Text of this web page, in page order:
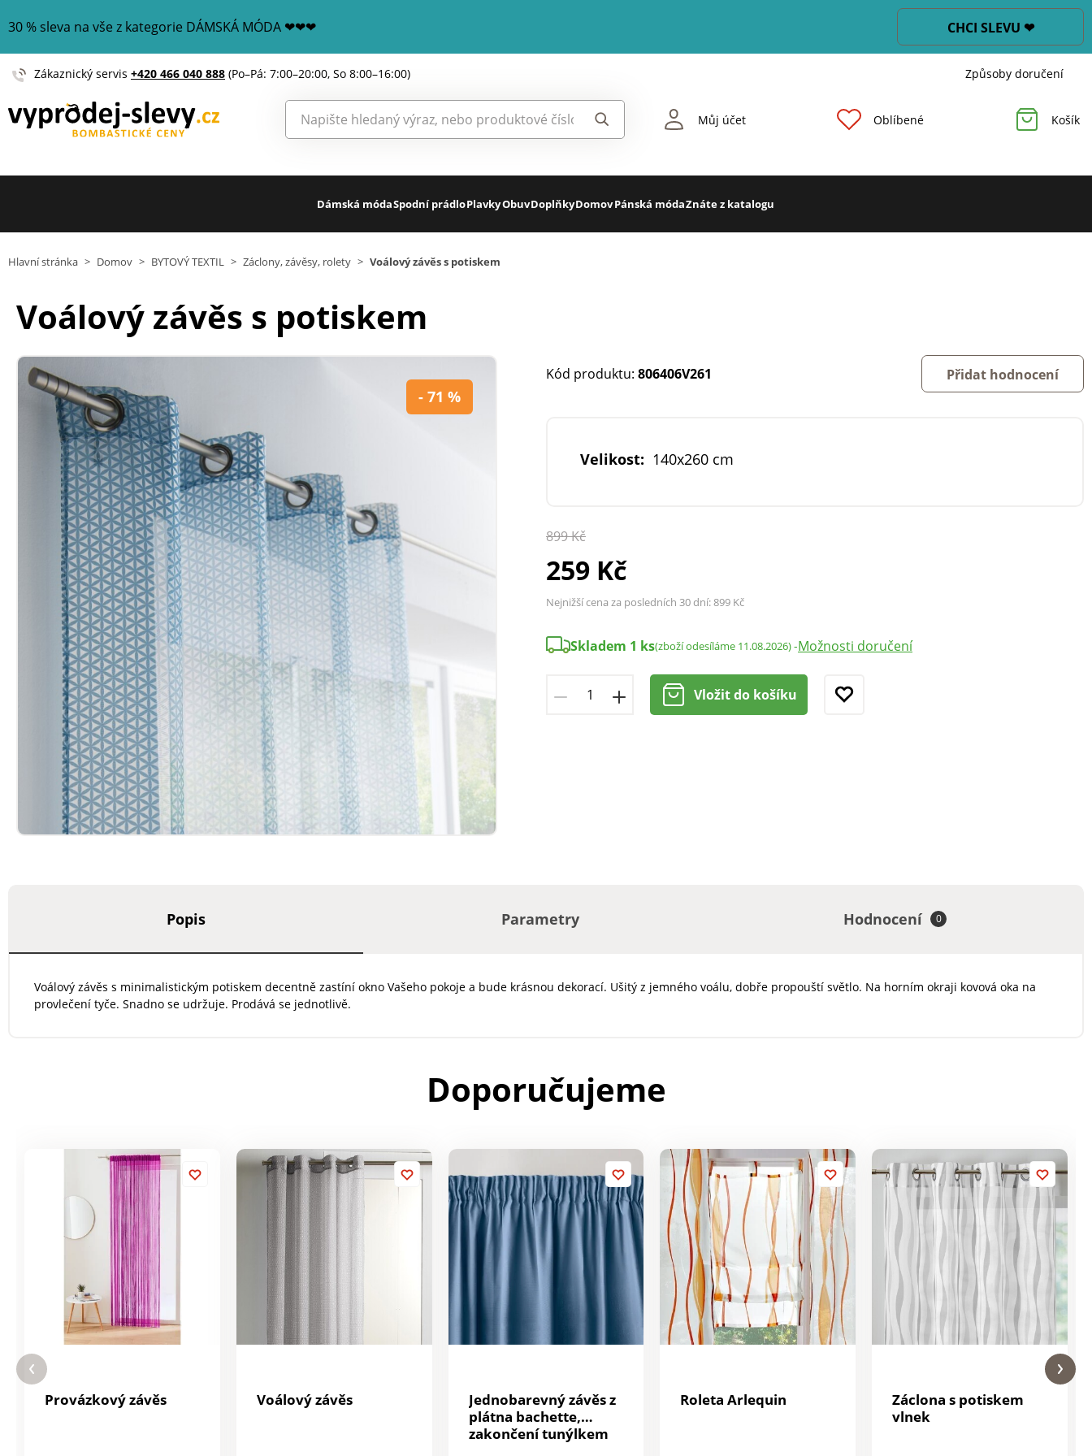
30 % sleva na vše z kategorie DÁMSKÁ MÓDA ❤❤❤ CHCI SLEVU ❤
Zákaznický servis +420 466 040 888 (Po–Pá: 7:00–20:00, So 8:00–16:00) Způsoby doručení
Můj účet Oblíbené Košík
Dámská módaSpodní prádloPlavkyObuvDoplňkyDomovPánská módaZnáte z katalogu
Hlavní stránka > Domov > BYTOVÝ TEXTIL > Záclony, závěsy, rolety > Voálový závěs s potiskem
Voálový závěs s potiskem
- 71 %
Kód produktu: 806406V261 Přidat hodnocení
Velikost: 140x260 cm
899 Kč
259 Kč
Nejnižší cena za posledních 30 dní:899 Kč
Skladem 1 ks(zboží odesíláme 11.08.2026)-Možnosti doručení
Vložit do košíku
Popis Parametry Hodnocení 0
Voálový závěs s minimalistickým potiskem decentně zastíní okno Vašeho pokoje a bude krásnou dekorací. Ušitý z jemného voálu, dobře propouští světlo. Na horním okraji kovová oka na
provlečení tyče. Snadno se udržuje. Prodává se jednotlivě.
Doporučujeme
Provázkový závěs Voálový závěs
Jednobarevný závěs z
plátna bachette,
zakončení tunýlkem
Roleta Arlequin
Záclona s potiskem
vlnek